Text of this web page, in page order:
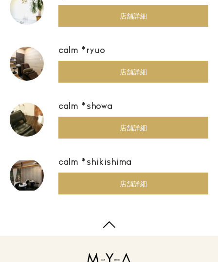
店舗詳細
calm *ryuo
店舗詳細
calm *showa
店舗詳細
calm *shikishima
店舗詳細